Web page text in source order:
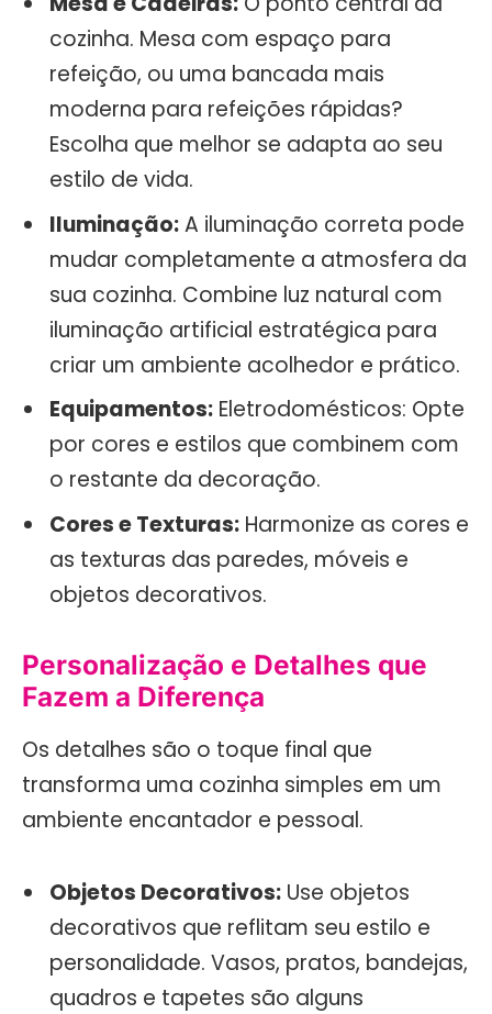
cozinha. Mesa com espaço para
refeição, ou uma bancada mais
moderna para refeições rápidas?
Escolha que melhor se adapta ao seu
estilo de vida.
Iluminação:A iluminação correta pode
mudar completamente a atmosfera da
sua cozinha. Combine luz natural com
iluminação artificial estratégica para
criar um ambiente acolhedor e prático.
Equipamentos: Eletrodomésticos: Opte
por cores e estilos que combinem com
o restante da decoração.
Cores e Texturas: Harmonize as cores e
as texturas das paredes, móveis e
objetos decorativos.
Personalização e Detalhes que
Fazem a Diferença
Os detalhes são o toque final que
transforma uma cozinha simples em um
ambiente encantador e pessoal.
Objetos Decorativos: Use objetos
decorativos que reflitam seu estilo e
personalidade. Vasos, pratos, bandejas,
quadros e tapetes são alguns